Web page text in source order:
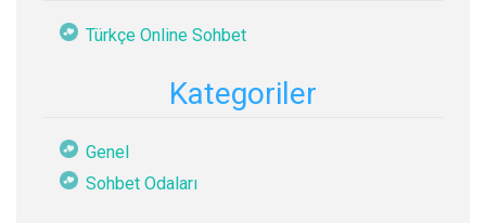
Türkçe Online Sohbet
Kategoriler
Genel
Sohbet Odaları